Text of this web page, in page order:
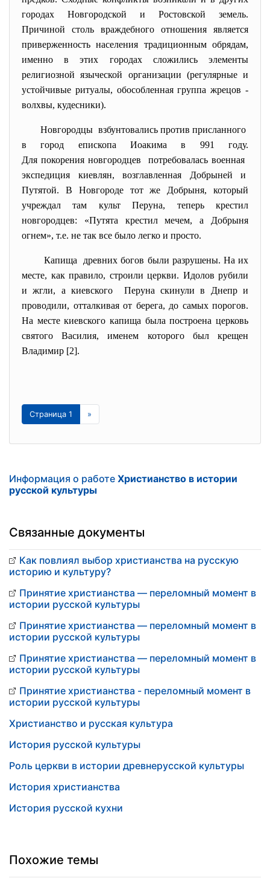
городах Новгородской и Ростовской земель.
Причиной столь враждебного отношения является
приверженность населения традиционным обрядам,
именно в этих городах сложились элементы
религиозной языческой организации (регулярные и
устойчивые ритуалы, обособленная группа жрецов -
волхвы, кудесники).
Новгородцы взбунтовались против присланного
в город епископа Иоакима в 991 году.
Для покорения новгородцев потребовалась военная
экспедиция киевлян, возглавленная Добрыней и
Путятой. В Новгороде тот же Добрыня, который
учреждал там культ Перуна, теперь крестил
новгородцев: «Путята крестил мечем, а Добрыня
огнем», т.е. не так все было легко и просто.
Капища древних богов были разрушены. На их
месте, как правило, строили церкви. Идолов рубили
и жгли, а киевского Перуна скинули в Днепр и
проводили, отталкивая от берега, до самых порогов.
На месте киевского капища была построена церковь
святого Василия, именем которого был крещен
Владимир [2].
Страница 1 »
Информация о работе Христианство в истории
русской культуры
Связанные документы
Как повлиял выбор христианства на русскую
историю и культуру?
Принятие христианства — переломный момент в
истории русской культуры
Принятие христианства — переломный момент в
истории русской культуры
Принятие христианства — переломный момент в
истории русской культуры
Принятие христианства - переломный момент в
истории русской культуры
Христианство и русская культура
История русской культуры
Роль церкви в истории древнерусской культуры
История христианства
История русской кухни
Похожие темы